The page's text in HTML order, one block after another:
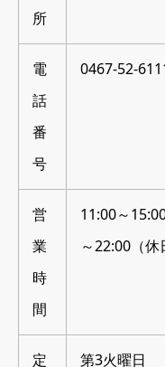
所
電
話
番
号
0467-52-
営
業
時
間
11:00～
～22:00（休
定
第3火曜日